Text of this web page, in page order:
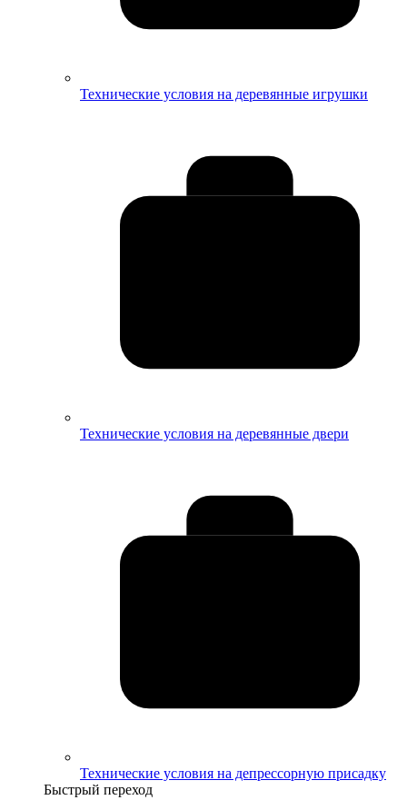
Технические условия на деревянные игрушки
Технические условия на деревянные двери
Технические условия на депрессорную присадку
Быстрый переход